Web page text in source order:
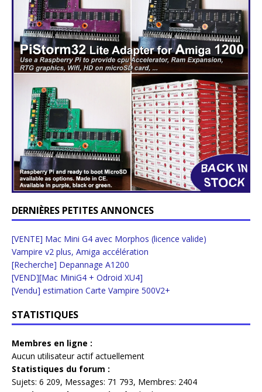
DERNIÈRES PETITES ANNONCES
[VENTE] Mac Mini G4 avec Morphos (licence valide)
Vampire v2 plus, Amiga accélération
[Recherche] Depannage A1200
[VEND][Mac MiniG4 + Odroid XU4]
[Vendu] estimation Carte Vampire 500V2+
STATISTIQUES
Membres en ligne :
Aucun utilisateur actif actuellement
Statistiques du forum :
Sujets: 6 209, Messages: 71 793, Membres: 2404